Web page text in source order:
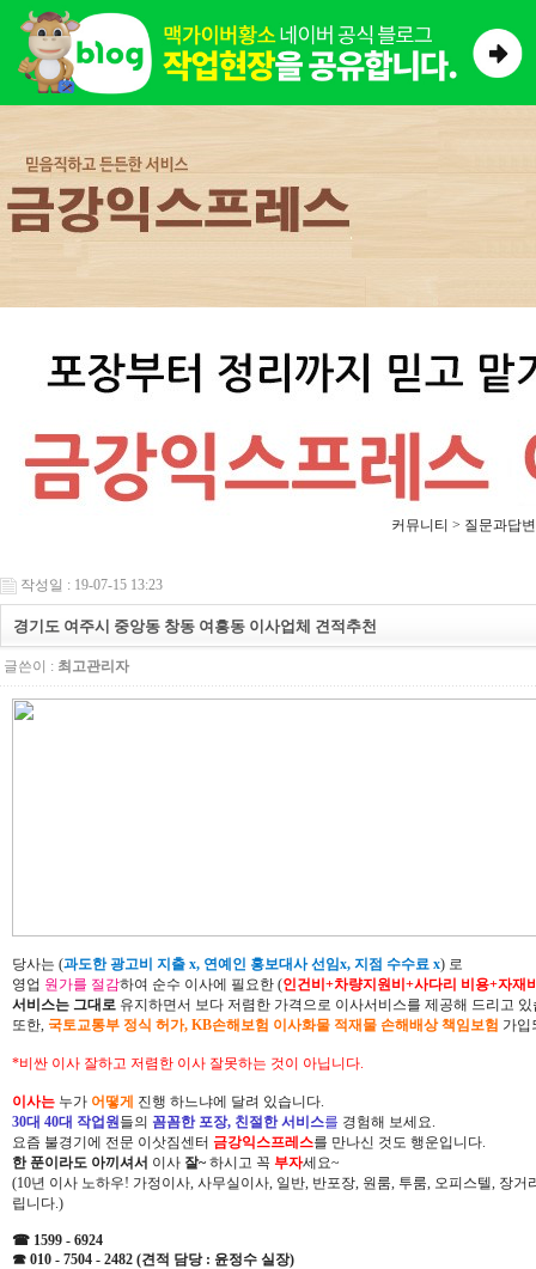
커뮤니티 > 질문과답변
작성일 : 19-07-15 13:23
경기도 여주시 중앙동 창동 여흥동 이사업체 견적추천
글쓴이 : 최고관리자
당사는 (과도한 광고비 지출 x, 연예인 홍보대사 선임x, 지점 수수료 x) 로
영업 원가를 절감하여 순수 이사에 필요한 (인건비+차량지원비+사다리 비용+자재
서비스는 그대로 유지하면서 보다 저렴한 가격으로 이사서비스를 제공해 드리고 있
또한, 국토교통부 정식 허가, KB손해보험 이사화물 적재물 손해배상 책임보험 가입
*비싼 이사 잘하고 저렴한 이사 잘못하는 것이 아닙니다.
이사는 누가 어떻게 진행 하느냐에 달려 있습니다.
30대 40대 작업원들의 꼼꼼한 포장, 친절한 서비스를 경험해 보세요.
요즘 불경기에 전문 이삿짐센터 금강익스프레스를 만나신 것도 행운입니다.
한 푼이라도 아끼셔서 이사 잘~ 하시고 꼭 부자세요~
(10년 이사 노하우! 가정이사, 사무실이사, 일반, 반포장, 원룸, 투룸, 오피스텔, 장
립니다.)
☎ 1599 - 6924
☎ 010 - 7504 - 2482 (견적 담당 : 윤정수 실장)